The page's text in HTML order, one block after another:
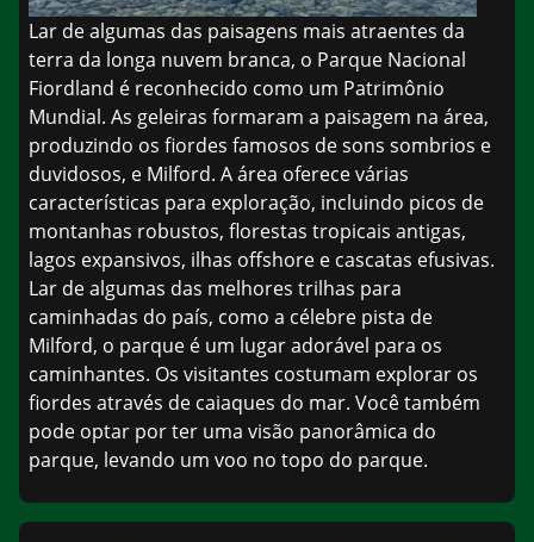
Lar de algumas das paisagens mais atraentes da
terra da longa nuvem branca, o Parque Nacional
Fiordland é reconhecido como um Patrimônio
Mundial. As geleiras formaram a paisagem na área,
produzindo os fiordes famosos de sons sombrios e
duvidosos, e Milford. A área oferece várias
características para exploração, incluindo picos de
montanhas robustos, florestas tropicais antigas,
lagos expansivos, ilhas offshore e cascatas efusivas.
Lar de algumas das melhores trilhas para
caminhadas do país, como a célebre pista de
Milford, o parque é um lugar adorável para os
caminhantes. Os visitantes costumam explorar os
fiordes através de caiaques do mar. Você também
pode optar por ter uma visão panorâmica do
parque, levando um voo no topo do parque.